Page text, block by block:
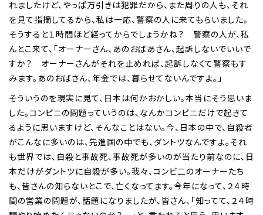
れましたけど、やっぱ万引きは犯罪だから、また周りの人も、それ
を見て指摘してるから、私は一応、警察の人に来てもらいました。
そうすると１時間ほど経ってからでしょうかね？ 警察の人が、私
んとこ来て、「オーナーさん、あのおばあさん、起訴しないでいいで
すか？ オーナーさんがそれを止めれば、起訴しなくて警察もす
みます。あのおばさん、年金では、暮らせてないんですよ。」
そういうのを現実に見て、日本は何かおかしい。本当にそう思いま
した。コンビニの問題っていうのは、なんかコンビニだけで起きて
るように思いますけど、そんなことはない。今、日本の中で、自殺者
がこんなに多いのは、先進国の中でも、ダントツなんですよ。それ
も世界では、自殺と事故死、事故死が多いのが当たり前なのに、日
本だけがダントツに自殺が多い。我々、コンビ二のオーナーたち
も、皆さんの知らないとこで、亡くなってます。今年になって、２４時
間の営業の問題が、話題になりましたが、皆さん、「知ってて、２４時